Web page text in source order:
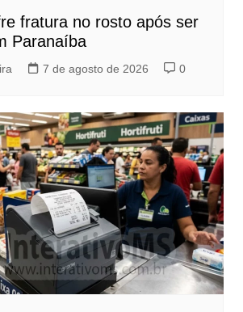
fratura no rosto após ser
Paranaíba
7 de agosto de 2026 0